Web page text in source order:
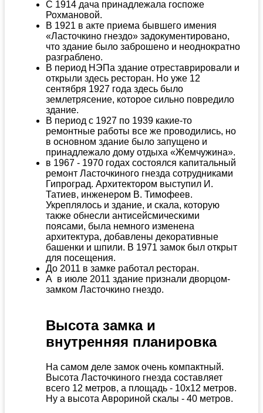
С 1914 дача принадлежала госпоже
Рохмановой.
В 1921 в акте приема бывшего имения
«Ласточкино гнездо» задокументировано,
что здание было заброшено и неоднократно
разграблено.
В период НЭПа здание отреставрировали и
открыли здесь ресторан. Но уже 12
сентября 1927 года здесь было
землетрясение, которое сильно повредило
здание.
В период с 1927 по 1939 какие-то
ремонтные работы все же проводились, но
в основном здание было запущено и
принадлежало дому отдыха «Жемчужина».
в 1967 - 1970 годах состоялся капитальный
ремонт Ласточкиного гнезда сотрудниками
Гипроград. Архитектором выступил И.
Татиев, инженером В. Тимофеев.
Укреплялось и здание, и скала, которую
также обнесли антисейсмическими
поясами, была немного изменена
архитектура, добавлены декоративные
башенки и шпили. В 1971 замок был открыт
для посещения.
До 2011 в замке работал ресторан.
А в июле 2011 здание признали дворцом-
замком Ласточкино гнездо.
Высота замка и
внутренняя планировка
На самом деле замок очень компактный.
Высота Ласточкиного гнезда составляет
всего 12 метров, а площадь - 10х12 метров.
Ну а высота Аврориной скалы - 40 метров.